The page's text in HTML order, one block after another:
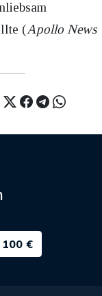
(Apollo News
100 €